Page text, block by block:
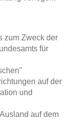
zum Zweck der
für
auf der
und
auf dem